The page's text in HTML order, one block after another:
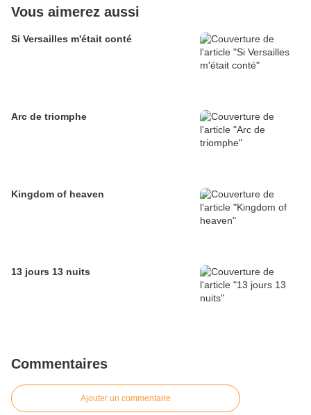
Vous aimerez aussi
Si Versailles m'était conté
Arc de triomphe
Kingdom of heaven
13 jours 13 nuits
Commentaires
Ajouter un commentaire